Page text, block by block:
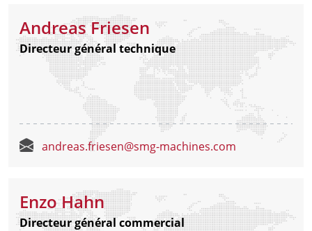
Andreas Friesen
Directeur général technique
andreas.friesen@smg-machines.com
Enzo Hahn
Directeur général commercial